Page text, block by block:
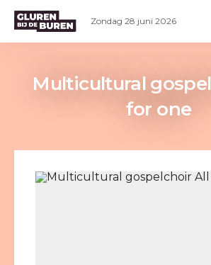
Multicultural
for one
Zondag 28 juni 2026